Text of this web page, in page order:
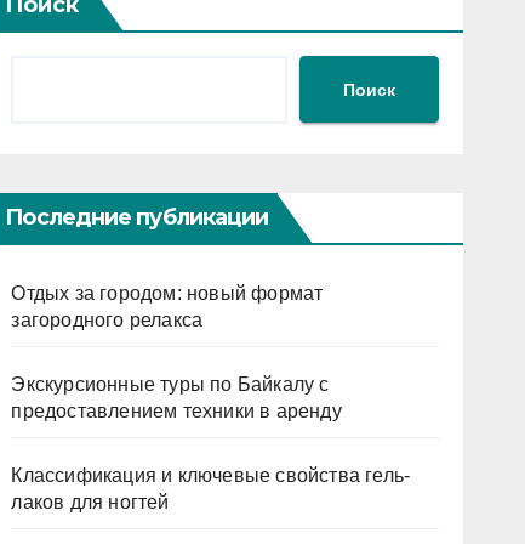
Поиск
Последние публикации
Отдых за городом: новый формат
загородного релакса
Экскурсионные туры по Байкалу с
предоставлением техники в аренду
Классификация и ключевые свойства гель-
лаков для ногтей